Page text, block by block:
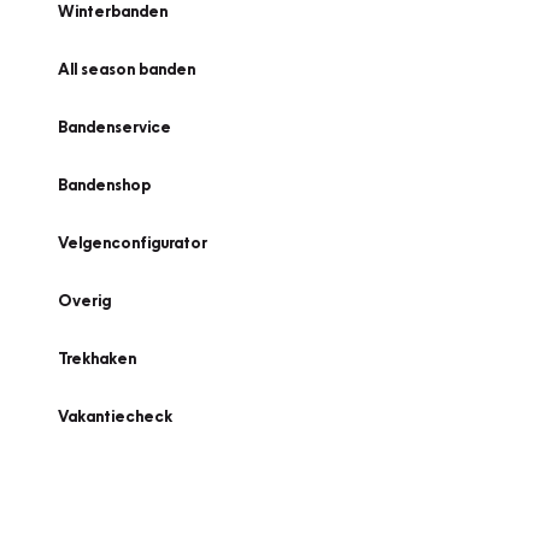
Winterbanden
All season banden
Bandenservice
Bandenshop
Velgenconfigurator
Overig
Trekhaken
Vakantiecheck